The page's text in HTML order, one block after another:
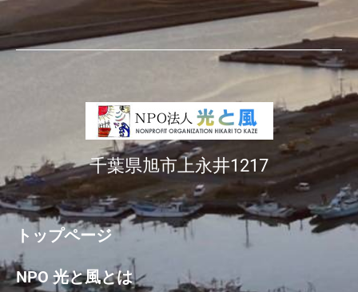
千葉県旭市上永井1217
トップページ
NPO 光と風とは